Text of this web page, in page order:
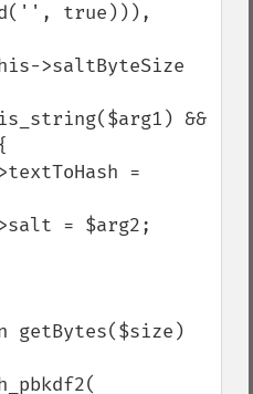
true))),